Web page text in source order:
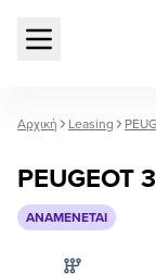
Open main menu
Αρχική Leasing
PEUGEOT
ΑΝΑΜΈΝΕΤΑΙ